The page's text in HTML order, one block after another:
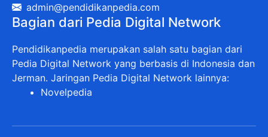
admin@pendidikanpedia.com
Bagian dari Pedia Digital Network
Pendidikanpedia merupakan salah satu bagian dari
Pedia Digital Network yang berbasis di Indonesia dan
Jerman. Jaringan Pedia Digital Network lainnya:
Novelpedia